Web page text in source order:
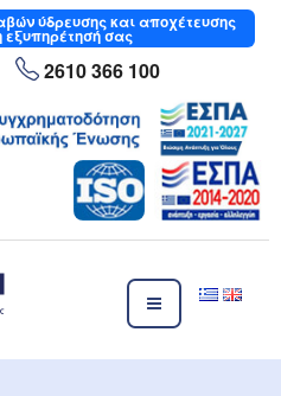
ύδρευσης και αποχέτευσης
εξυπηρέτησή σας
2610 366 100
Αποχέτευσης Πάτρας